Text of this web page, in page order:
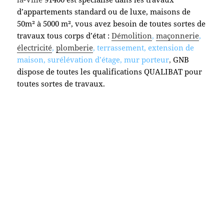
d’appartements standard ou de luxe, maisons de
50m² à 5000 m², vous avez besoin de toutes sortes de
travaux tous corps d’état : Démolition,maçonnerie,
électricité,plomberie, terrassement, extension de
maison, surélévation d’étage, mur porteur,GNB
dispose de toutes les qualifications QUALIBAT pour
toutes sortes de travaux.